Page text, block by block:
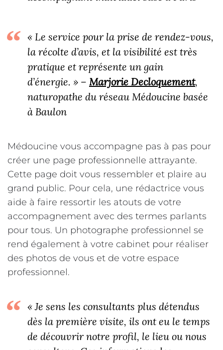
« Le service pour la prise de rendez-vous,
la récolte d’avis, et la visibilité est très
pratique et représente un gain
d’énergie. » – Marjorie Decloquement,
naturopathe du réseau Médoucine basée
à Baulon
Médoucine vous accompagne pas à pas pour
créer une page professionnelle attrayante.
Cette page doit vous ressembler et plaire au
grand public. Pour cela, une rédactrice vous
aide à faire ressortir les atouts de votre
accompagnement avec des termes parlants
pour tous. Un photographe professionnel se
rend également à votre cabinet pour réaliser
des photos de vous et de votre espace
professionnel.
« Je sens les consultants plus détendus
dès la première visite, ils ont eu le temps
de découvrir notre profil, le lieu ou nous